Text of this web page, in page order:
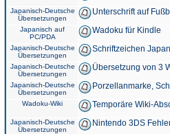
Japanisch-Deutsche
Übersetzungen
Unterschrift auf
Japanisch auf
PC/PDA
Wadoku für Kindle
Japanisch-Deutsche
Übersetzungen
Schriftzeichen
Japanisch-Deutsche
Übersetzungen
Übersetzung von 3
Japanisch-Deutsche
Übersetzungen
Porzellanmarke,
Wadoku-Wiki Temporäre Wiki-
Japanisch-Deutsche
Übersetzungen
Nintendo 3DS